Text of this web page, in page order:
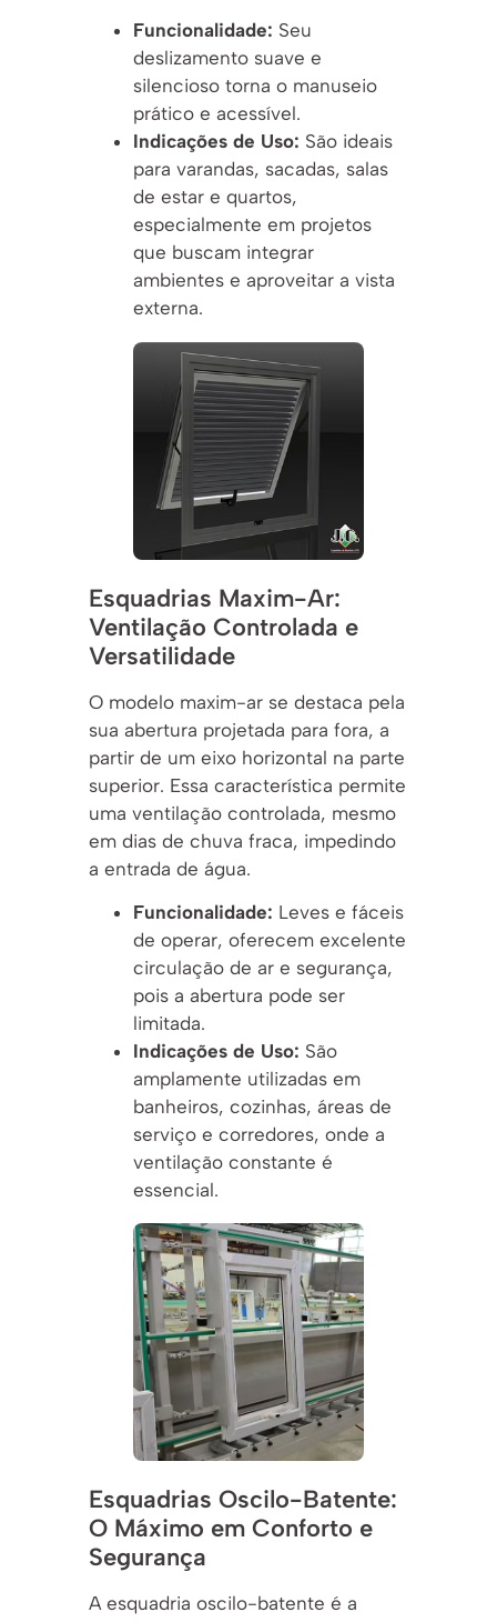
Funcionalidade: Seu
deslizamento suave e
silencioso torna o manuseio
prático e acessível.
Indicações de Uso: São ideais
para varandas, sacadas, salas
de estar e quartos,
especialmente em projetos
que buscam integrar
ambientes e aproveitar a vista
externa.
Esquadrias Maxim-Ar:
Ventilação Controlada e
Versatilidade
O modelo maxim-ar se destaca pela
sua abertura projetada para fora, a
partir de um eixo horizontal na parte
superior. Essa característica permite
uma ventilação controlada, mesmo
em dias de chuva fraca, impedindo
a entrada de água.
Funcionalidade: Leves e fáceis
de operar, oferecem excelente
circulação de ar e segurança,
pois a abertura pode ser
limitada.
Indicações de Uso: São
amplamente utilizadas em
banheiros, cozinhas, áreas de
serviço e corredores, onde a
ventilação constante é
essencial.
Esquadrias Oscilo-Batente:
O Máximo em Conforto e
Segurança
A esquadria oscilo-batente é a